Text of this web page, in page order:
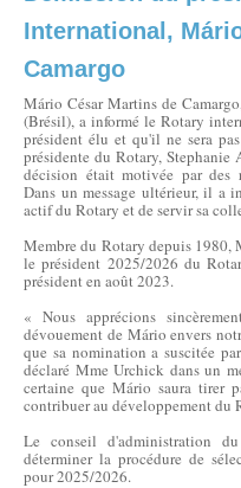
International,
Camargo
Mário César Martins de
(Brésil), a informé le Rotary
président élu et qu'il ne sera
présidente du Rotary,
décision était motivée par des
Dans un message ultérieur, il a
actif du Rotary et de servir sa
Membre du Rotary depuis 1980,
le président 2025/2026 du
président en août 2023.
« Nous apprécions
dévouement de Mário envers
que sa nomination a suscitée
déclaré Mme Urchick dans un
certaine que Mário saura tirer
contribuer au développement du
Le conseil d'administration
déterminer la procédure de
pour 2025/2026.